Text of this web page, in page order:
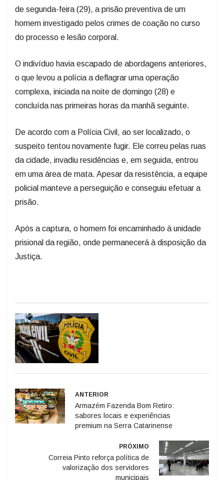
de segunda-feira (29), a prisão preventiva de um
homem investigado pelos crimes de coação no curso
do processo e lesão corporal.
O indivíduo havia escapado de abordagens anteriores,
o que levou a polícia a deflagrar uma operação
complexa, iniciada na noite de domingo (28) e
concluída nas primeiras horas da manhã seguinte.
De acordo com a Polícia Civil, ao ser localizado, o
suspeito tentou novamente fugir. Ele correu pelas ruas
da cidade, invadiu residências e, em seguida, entrou
em uma área de mata. Apesar da resistência, a equipe
policial manteve a perseguição e conseguiu efetuar a
prisão.
Após a captura, o homem foi encaminhado à unidade
prisional da região, onde permanecerá à disposição da
Justiça.
ANTERIOR
Armazém Fazenda Bom Retiro:
sabores locais e experiências
premium na Serra Catarinense
PRÓXIMO
Correia Pinto reforça política de
valorização dos servidores
municipais